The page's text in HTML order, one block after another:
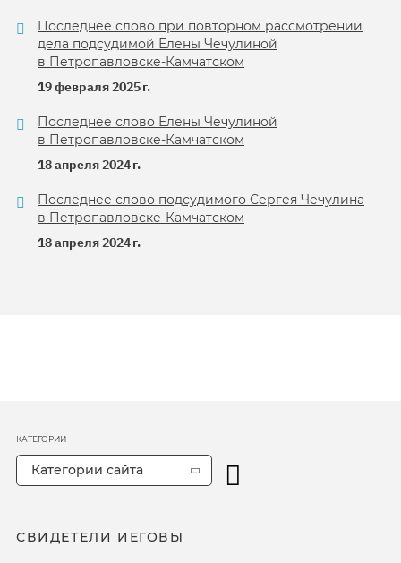
Последнее слово при повторном рассмотрении
дела подсудимой Елены Чечулиной
в Петропавловске-Камчатском
19 февраля 2025 г.
Последнее слово Елены Чечулиной
в Петропавловске-Камчатском
18 апреля 2024 г.
Последнее слово подсудимого Сергея Чечулина
в Петропавловске-Камчатском
18 апреля 2024 г.
СВИДЕТЕЛИ ИЕГОВЫ
КАТЕГОРИИ
Категории сайта